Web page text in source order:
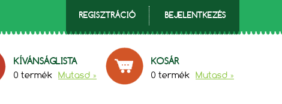
REGISZTRÁCIÓ BEJELENTKEZÉS
KÍVÁNSÁGLISTA
0 termék Mutasd »
KOSÁR
0 termék Mutasd »